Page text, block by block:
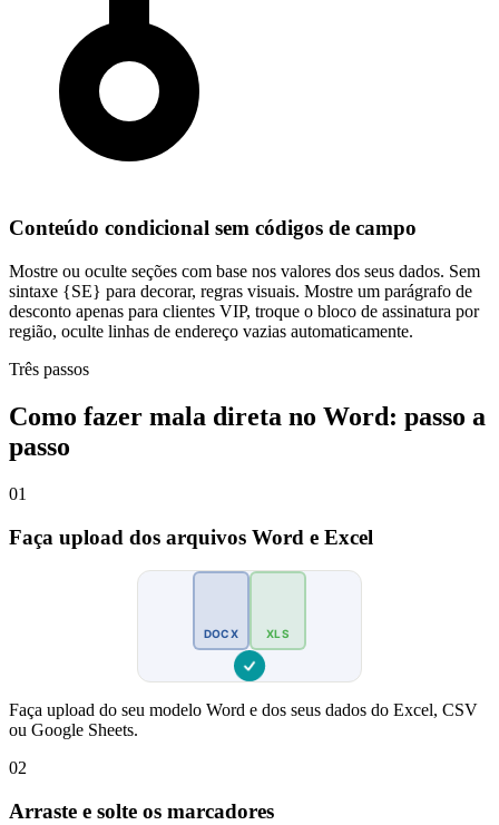
Conteúdo condicional sem códigos de campo
Mostre ou oculte seções com base nos valores dos seus dados. Sem
sintaxe {SE} para decorar, regras visuais. Mostre um parágrafo de
desconto apenas para clientes VIP, troque o bloco de assinatura por
região, oculte linhas de endereço vazias automaticamente.
Três passos
Como fazer mala direta no Word: passo a
passo
01
Faça upload dos arquivos Word e Excel
DOCX XLS
Faça upload do seu modelo Word e dos seus dados do Excel, CSV
ou Google Sheets.
02
Arraste e solte os marcadores